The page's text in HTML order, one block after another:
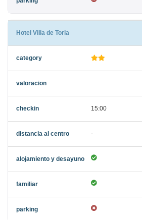
Hotel Villa de Torla
15:00
-